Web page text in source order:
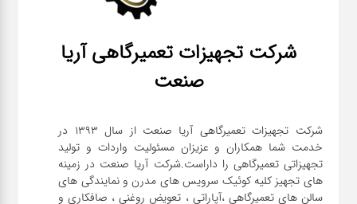
شرکت تجهیزات تعمیرگاهی آریا
صنعت
شرکت تجهیزات تعمیرگاهی آریا صنعت از سال ۱۳۹۳ در
خدمت شما همکاران و عزیزان مسئولیت واردات و تولید
تجهیزاتی تعمیرگاهی را داراست.شرکت آریا صنعت در زمینه
های تجهیز کلیه کوئیک سرویس های مدرن و نمایندگی های
سالن های تعمیرگاهی ،آپاراتی ، تعویض روغنی ، صافکاری و